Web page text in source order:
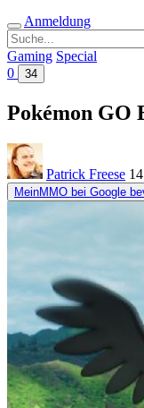
Anmeldung
Suche
nach:
Gaming Special
0
34
Pokémon GO
Patrick Freese
MeinMMO bei Google